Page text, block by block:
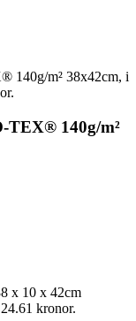
TEX® 140g/m²